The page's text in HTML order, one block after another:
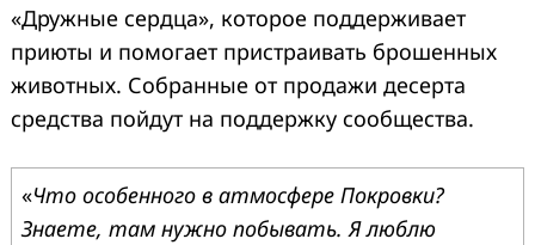
«Дружные сердца», которое поддерживает
приюты и помогает пристраивать брошенных
животных. Собранные от продажи десерта
средства пойдут на поддержку сообщества.
«Что особенного в атмосфере Покровки?
Знаете, там нужно побывать. Я люблю